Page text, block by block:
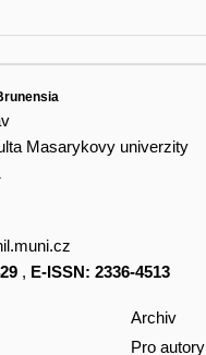
Masarykovy univerzity
, E-ISSN: 2336-4513
Archiv
Pro autory